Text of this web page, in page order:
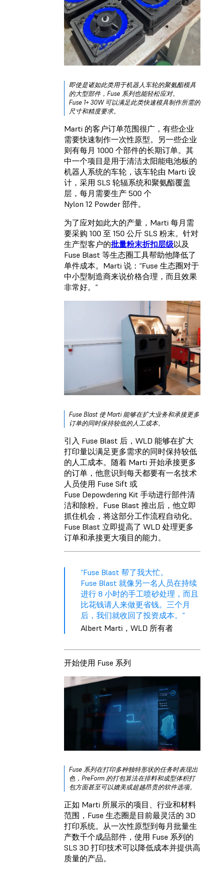
即使是诸如此类用于机器人车轮的聚氨酯模具
的大型部件，Fuse 系列也能轻松应对。
Fuse 1+ 30W 可以满足此类快速模具制作所需的
尺寸和精度要求。
Marti 的客户订单范围很广，有些企业
需要快速制作一次性原型。另一些企业
则有每月 1000 个部件的长期订单。其
中一个项目是用于清洁太阳能电池板的
机器人系统的车轮，该车轮由 Marti 设
计，采用 SLS 轮辐系统和聚氨酯覆盖
层，每月需要生产 500 个
Nylon 12 Powder 部件。
为了应对如此大的产量，Marti 每月需
要采购 100 至 150 公斤 SLS 粉末。针对
生产型客户的批量粉末折扣层级以及
Fuse Blast 等生态圈工具帮助他降低了
单件成本。Marti 说：“Fuse 生态圈对于
中小型制造商来说价格合理，而且效果
非常好。”
Fuse Blast 使 Marti 能够在扩大业务和承接更多
订单的同时保持较低的人工成本。
引入 Fuse Blast 后，WLD 能够在扩大
打印量以满足更多需求的同时保持较低
的人工成本。随着 Marti 开始承接更多
的订单，他意识到每天都要有一名技术
人员使用 Fuse Sift 或
Fuse Depowdering Kit 手动进行部件清
洁和除粉。Fuse Blast 推出后，他立即
抓住机会，将这部分工作流程自动化。
Fuse Blast 立即提高了 WLD 处理更多
订单和承接更大项目的能力。
“Fuse Blast 帮了我大忙。
Fuse Blast 就像另一名人员在持续
进行 8 小时的手工喷砂处理，而且
比花钱请人来做更省钱。三个月
后，我们就收回了投资成本。”
Albert Marti，WLD 所有者
开始使用 Fuse 系列
Fuse 系列在打印多种独特形状的任务时表现出
色，PreForm 的打包算法在排料和成型体积打
包方面甚至可以媲美或超越昂贵的软件选项。
正如 Marti 所展示的项目、行业和材料
范围，Fuse 生态圈是目前最灵活的 3D
打印系统。从一次性原型到每月批量生
产数千个成品部件，使用 Fuse 系列的
SLS 3D 打印技术可以降低成本并提供高
质量的产品。